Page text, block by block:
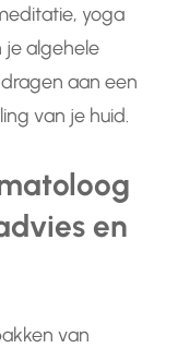
yoga
je algehele
aan een
van je huid.
en
van